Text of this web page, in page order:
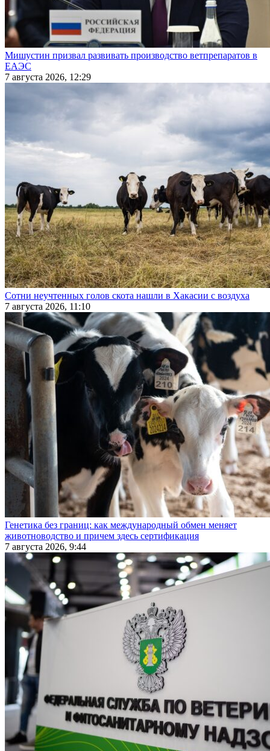
Мишустин призвал развивать производство ветпрепаратов в
ЕАЭС
7 августа 2026, 12:29
Сотни неучтенных голов скота нашли в Хакасии с воздуха
7 августа 2026, 11:10
Генетика без границ: как международный обмен меняет
животноводство и причем здесь сертификация
7 августа 2026, 9:44